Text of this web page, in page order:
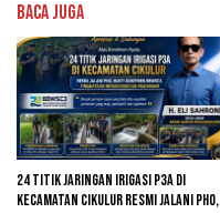
Baca Juga
24 Titik Jaringan Irigasi P3A di
Kecamatan Cikulur Resmi Jalani PHO,